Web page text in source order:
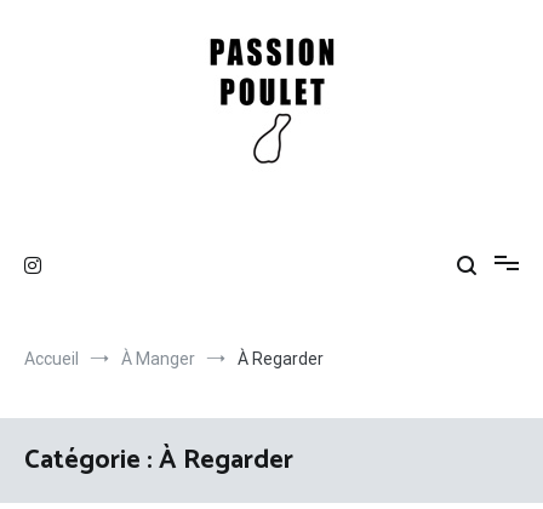
Accueil À Manger À Regarder
Catégorie :À Regarder